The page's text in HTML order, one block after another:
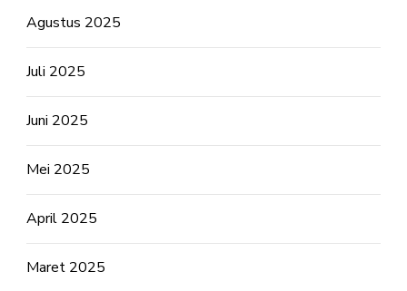
Agustus 2025
Juli 2025
Juni 2025
Mei 2025
April 2025
Maret 2025